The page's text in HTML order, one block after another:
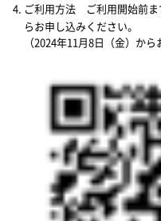
ご利用方法 ご利用開始前ま
らお申し込みください。
（2024年11月8日（金）か